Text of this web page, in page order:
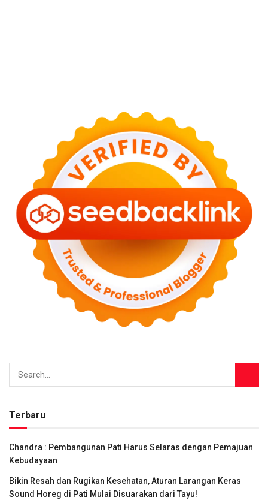
Terbaru
Chandra : Pembangunan Pati Harus Selaras dengan Pemajuan
Kebudayaan
Bikin Resah dan Rugikan Kesehatan, Aturan Larangan Keras
Sound Horeg di Pati Mulai Disuarakan dari Tayu!